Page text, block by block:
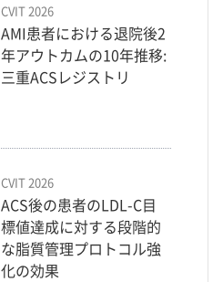
CVIT 2026
AMI患者における退院後2
年アウトカムの10年推移:
三重ACSレジストリ
CVIT 2026
ACS後の患者のLDL-C目
標値達成に対する段階的
な脂質管理プロトコル強
化の効果